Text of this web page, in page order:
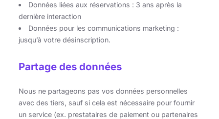
Données liées aux réservations : 3 ans après la
dernière interaction
Données pour les communications marketing :
jusqu’à votre désinscription.
Partage des données
Nous ne partageons pas vos données personnelles
avec des tiers, sauf si cela est nécessaire pour fournir
un service (ex. prestataires de paiement ou partenaires